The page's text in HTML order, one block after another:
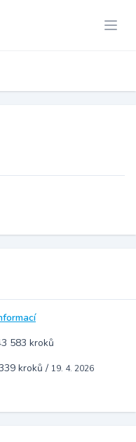
583 kroků
kroků / 19. 4. 2026